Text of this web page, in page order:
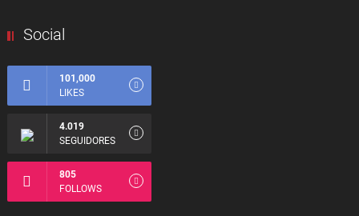
Social
101,000
LIKES
4.019
SEGUIDORES
805
FOLLOWS